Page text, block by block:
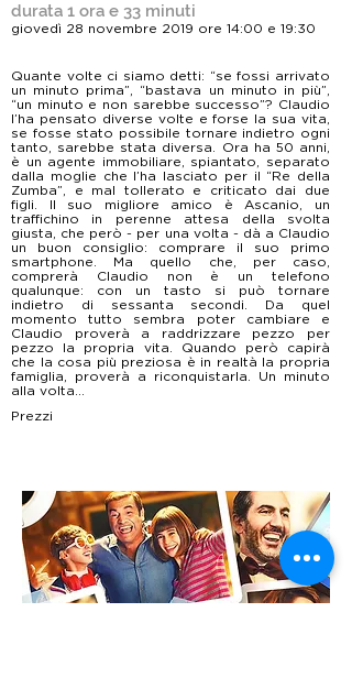
durata 1 ora e 33 minuti
giovedì 28 novembre 2019 ore 14:00 e 19:30
Quante volte ci siamo detti: “se fossi arrivato
un minuto prima”, “bastava un minuto in più”,
“un minuto e non sarebbe successo”? Claudio
l’ha pensato diverse volte e forse la sua vita,
se fosse stato possibile tornare indietro ogni
tanto, sarebbe stata diversa. Ora ha 50 anni,
è un agente immobiliare, spiantato, separato
dalla moglie che l’ha lasciato per il “Re della
Zumba”, e mal tollerato e criticato dai due
figli. Il suo migliore amico è Ascanio, un
traffichino in perenne attesa della svolta
giusta, che però - per una volta - dà a Claudio
un buon consiglio: comprare il suo primo
smartphone. Ma quello che, per caso,
comprerà Claudio non è un telefono
qualunque: con un tasto si può tornare
indietro di sessanta secondi. Da quel
momento tutto sembra poter cambiare e
Claudio proverà a raddrizzare pezzo per
pezzo la propria vita. Quando però capirà
che la cosa più preziosa è in realtà la propria
famiglia, proverà a riconquistarla. Un minuto
alla volta...
Prezzi